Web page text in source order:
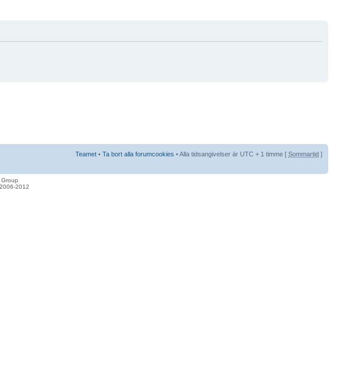
Teamet • Ta bort alla forumcookies • Alla tidsangivelser är UTC + 1 timme [ Sommartid ]
2012